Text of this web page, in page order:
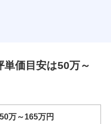
価目安は50万～
50万～165万円